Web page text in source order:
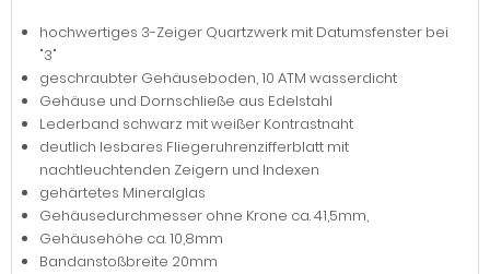
hochwertiges 3-Zeiger Quartzwerk mit Datumsfenster bei
"3"
geschraubter Gehäuseboden, 10 ATM wasserdicht
Gehäuse und Dornschließe aus Edelstahl
Lederband schwarz mit weißer Kontrastnaht
deutlich lesbares Fliegeruhrenzifferblatt mit
nachtleuchtenden Zeigern und Indexen
gehärtetes Mineralglas
Gehäusedurchmesser ohne Krone ca. 41,5mm,
Gehäusehöhe ca. 10,8mm
Bandanstoßbreite 20mm